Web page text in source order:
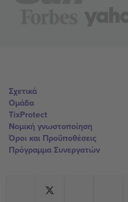
Σχετικά
Ομάδα
TixProtect
Νομική γνωστοποίηση
Όροι και Προΰποθέσεις
Πρόγραμμα Συνεργατών